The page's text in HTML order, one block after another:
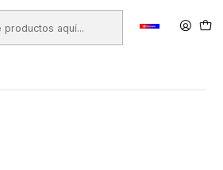
Escolar
- Modelaje Plasticinas